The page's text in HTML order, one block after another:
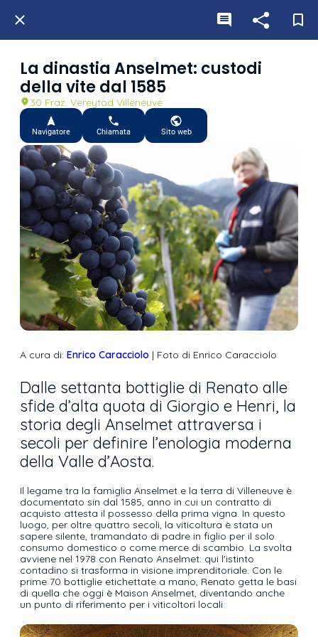
La dinastia Anselmet: custodi
della vite dal 1585
30 Fraz. Vereytod Villeneuve
Navigatore Chiamata Sito web
A cura di: Enrico Caracciolo | Foto di Enrico Caracciolo
Dalle settanta bottiglie di Renato alle
sfide d’alta quota di Giorgio e Henri, la
storia degli Anselmet attraversa i
secoli per definire l’enologia moderna
della Valle d’Aosta.
Il legame tra la famiglia Anselmet e la terra di Villeneuve è
documentato sin dal 1585, anno in cui un contratto di
acquisto attesta il possesso della prima vigna. In questo
luogo, per oltre quattro secoli, la viticoltura è stata un
sapere silente, tramandato di padre in figlio per il solo
consumo domestico o come merce di scambio. La svolta
avviene nel 1978 con Renato Anselmet: qui l'istinto
contadino si trasforma in visione imprenditoriale. Con le
prime 70 bottiglie etichettate a mano, Renato getta le basi
di quella che oggi è Maison Anselmet, diventando anche
un punto di riferimento per i viticoltori locali.